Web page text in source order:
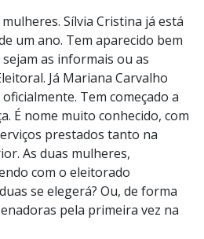
Sílvia Cristina já está
um ano. Tem aparecido bem
as informais ou as
Já Mariana Carvalho
Tem começado a
É nome muito conhecido, com
prestados tanto na
As duas mulheres,
com o eleitorado
se elegerá? Ou, de forma
pela primeira vez na